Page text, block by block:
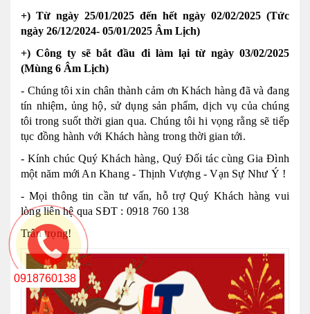
+) Từ ngày 25/01/2025 đến hết ngày 02/02/2025 (Tức
ngày 26/12/2024- 05/01/2025 Âm Lịch)
+) Công ty sẽ bắt đầu đi làm lại từ ngày 03/02/2025
(Mùng 6 Âm Lịch)
- Chúng tôi xin chân thành cảm ơn Khách hàng đã và đang
tín nhiệm, ủng hộ, sử dụng sản phẩm, dịch vụ của chúng
tôi trong suốt thời gian qua. Chúng tôi hi vọng rằng sẽ tiếp
tục đồng hành với Khách hàng trong thời gian tới.
- Kính chúc Quý Khách hàng, Quý Đối tác cùng Gia Đình
một năm mới An Khang - Thịnh Vượng - Vạn Sự Như Ý !
- Mọi thông tin cần tư vấn, hỗ trợ Quý Khách hàng vui
lòng liên hệ qua SĐT : 0918 760 138
Trân trọng!
0918760138